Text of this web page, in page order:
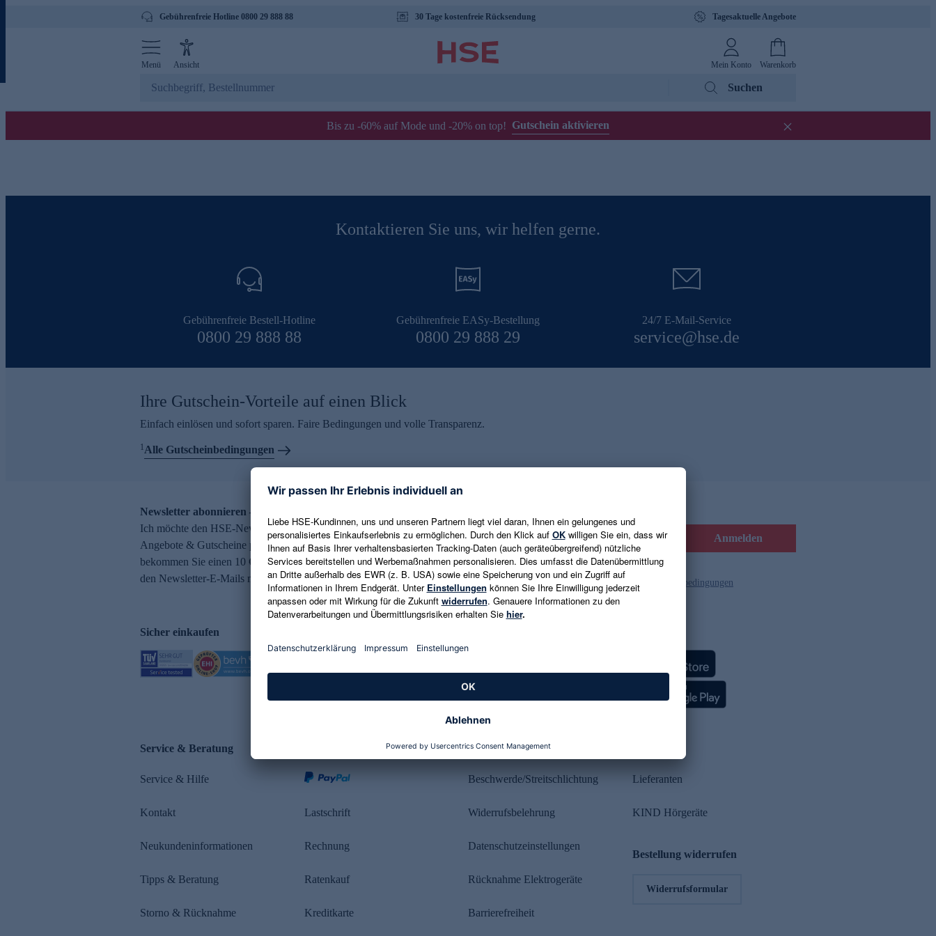
Gebührenfreie Hotline 0800 29 888 88 30 Tage kostenfreie Rücksendung Tagesaktuelle Angebote
Menü Ansicht Mein Konto Warenkorb
Suchen
Bis zu -60% auf Mode und -20% on top! Gutschein aktivieren
Kontaktieren Sie uns, wir helfen gerne.
Gebührenfreie Bestell-Hotline
0800 29 888 88
Gebührenfreie EASy-Bestellung
0800 29 888 29
24/7 E-Mail-Service
service@hse.de
Ihre Gutschein-Vorteile auf einen Blick
Einfach einlösen und sofort sparen. Faire Bedingungen und volle Transparenz.
1Alle Gutscheinbedingungen
Newsletter abonnieren – 10 € Gutschein erhalten
Ich möchte den HSE-Newsletter abonnieren und aktuelle Trends,
Angebote & Gutscheine per E-Mail erhalten. Als Dankeschön
bekommen Sie einen 10 € Gutschein. Eine Abmeldung ist jederzeit in
den Newsletter-E-Mails möglich.
E-Mail-Adresse eingeben Anmelden
Es gelten die Datenschutzrichtlinien und die Gutscheinbedingungen
Sicher einkaufen
Service & Beratung
Service & Hilfe
Kontakt
Neukundeninformationen
Tipps & Beratung
Storno & Rücknahme
Lastschrift
Rechnung
Ratenkauf
Kreditkarte
Rechtliches
Beschwerde/Streitschlichtung
Widerrufsbelehrung
Datenschutzeinstellungen
Rücknahme Elektrogeräte
Barrierefreiheit
Lieferanten
KIND Hörgeräte
Bestellung widerrufen
Widerrufsformular